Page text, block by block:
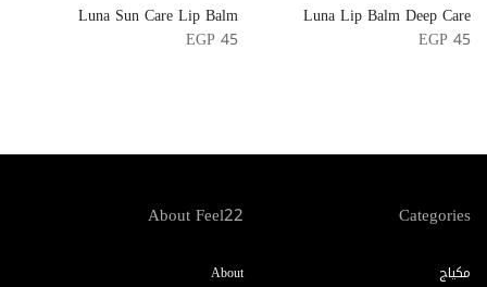
Luna Sun Care Lip Balm
EGP 45
Luna Lip Balm Deep Care
EGP 45
Categories
مكياج
About Feel22
About